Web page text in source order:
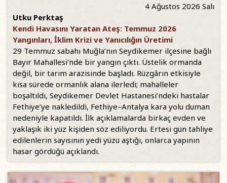
4 Ağustos 2026 Salı
Utku Perktaş
Kendi Havasını Yaratan Ateş: Temmuz 2026
Yangınları, İklim Krizi ve Yanıcılığın Üretimi
29 Temmuz sabahı Muğla’nın Seydikemer ilçesine bağlı
Bayır Mahallesi’nde bir yangın çıktı. Üstelik ormanda
değil, bir tarım arazisinde başladı. Rüzgârın etkisiyle
kısa sürede ormanlık alana ilerledi; mahalleler
boşaltıldı, Seydikemer Devlet Hastanesi’ndeki hastalar
Fethiye’ye nakledildi, Fethiye–Antalya kara yolu duman
nedeniyle kapatıldı. İlk açıklamalarda birkaç evden ve
yaklaşık iki yüz kişiden söz ediliyordu. Ertesi gün tahliye
edilenlerin sayısının yedi yüzü aştığı, onlarca yapının
hasar gördüğü açıklandı.